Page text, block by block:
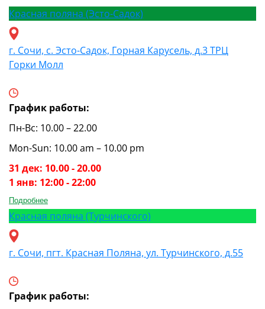
Красная поляна (Эсто-Садок)
г. Сочи, с. Эсто-Садок, Горная Карусель, д.3 ТРЦ
Горки Молл
График работы:
Пн-Вс: 10.00 – 22.00
Mon-Sun: 10.00 am – 10.00 pm
31 дек: 10.00 - 20.00
1 янв: 12:00 - 22:00
Подробнее
Красная поляна (Турчинского)
г. Сочи, пгт. Красная Поляна, ул. Турчинского, д.55
График работы: